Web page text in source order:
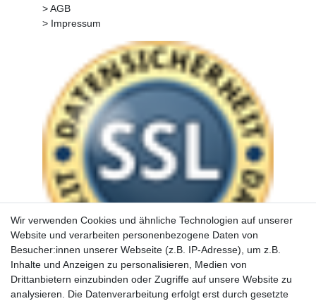
> AGB
> Impressum
Wir verwenden Cookies und ähnliche Technologien auf unserer
Website und verarbeiten personenbezogene Daten von
Besucher:innen unserer Webseite (z.B. IP-Adresse), um z.B.
Inhalte und Anzeigen zu personalisieren, Medien von
Drittanbietern einzubinden oder Zugriffe auf unsere Website zu
analysieren. Die Datenverarbeitung erfolgt erst durch gesetzte